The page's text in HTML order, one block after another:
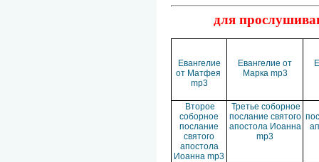
для
Евангелие
от Матфея
mp3
Евангелие от
Марка mp3
Второе
соборное
послание
святого
апостола
Иоанна mp3
Третье соборное
послание святого
апостола Иоанна
mp3